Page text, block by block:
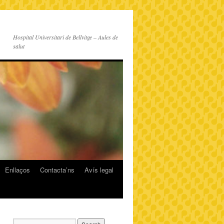
Hospital Universitari de Bellvitge – Aules de
salut
Enllaços Contacta’ns
Avís legal